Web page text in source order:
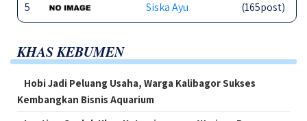
5 Siska Ayu (165post)
KHAS KEBUMEN
Hobi Jadi Peluang Usaha, Warga Kalibagor Sukses
Kembangkan Bisnis Aquarium